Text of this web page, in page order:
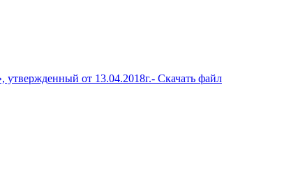
от 13.04.2018г.- Скачать файл